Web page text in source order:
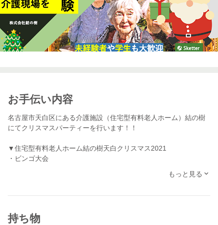
お手伝い内容
名古屋市天白区にある介護施設（住宅型有料老人ホーム）結の樹
にてクリスマスパーティーを行います！！
▼住宅型有料老人ホーム結の樹天白クリスマス2021
・ビンゴ大会
追加で、ブログの記事を書いてくださる場合は別途使用をお支払
もっと見る
持ち物